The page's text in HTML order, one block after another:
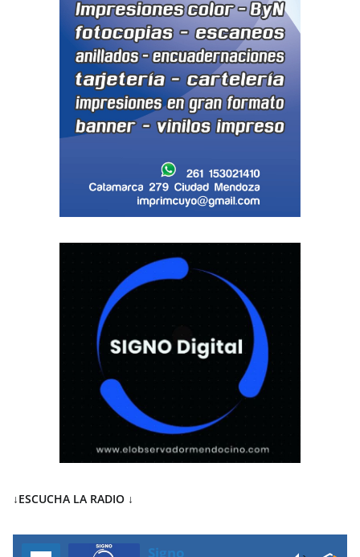
↓ESCUCHA LA RADIO ↓
Signo